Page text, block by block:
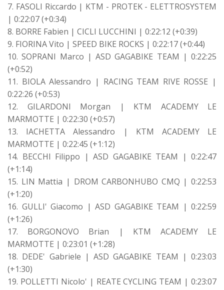
7. FASOLI Riccardo | KTM - PROTEK - ELETTROSYSTEM
| 0:22:07 (+0:34)
8. BORRE Fabien | CICLI LUCCHINI | 0:22:12 (+0:39)
9. FIORINA Vito | SPEED BIKE ROCKS | 0:22:17 (+0:44)
10. SOPRANI Marco | ASD GAGABIKE TEAM | 0:22:25
(+0:52)
11. BIOLA Alessandro | RACING TEAM RIVE ROSSE |
0:22:26 (+0:53)
12. GILARDONI Morgan | KTM ACADEMY LE
MARMOTTE | 0:22:30 (+0:57)
13. IACHETTA Alessandro | KTM ACADEMY LE
MARMOTTE | 0:22:45 (+1:12)
14. BECCHI Filippo | ASD GAGABIKE TEAM | 0:22:47
(+1:14)
15. LIN Mattia | DROM CARBONHUBO CMQ | 0:22:53
(+1:20)
16. GULLI' Giacomo | ASD GAGABIKE TEAM | 0:22:59
(+1:26)
17. BORGONOVO Brian | KTM ACADEMY LE
MARMOTTE | 0:23:01 (+1:28)
18. DEDE' Gabriele | ASD GAGABIKE TEAM | 0:23:03
(+1:30)
19. POLLETTI Nicolo' | REATE CYCLING TEAM | 0:23:07